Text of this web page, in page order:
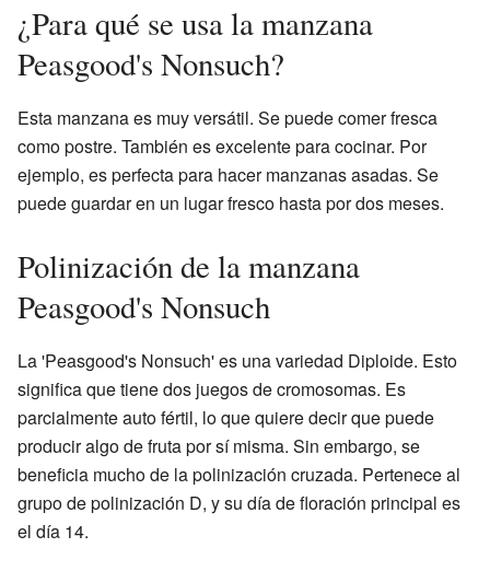
¿Para qué se usa la manzana
Peasgood's Nonsuch?
Esta manzana es muy versátil. Se puede comer fresca
como postre. También es excelente para cocinar. Por
ejemplo, es perfecta para hacer manzanas asadas. Se
puede guardar en un lugar fresco hasta por dos meses.
Polinización de la manzana
Peasgood's Nonsuch
La 'Peasgood's Nonsuch' es una variedad Diploide. Esto
significa que tiene dos juegos de cromosomas. Es
parcialmente auto fértil, lo que quiere decir que puede
producir algo de fruta por sí misma. Sin embargo, se
beneficia mucho de la polinización cruzada. Pertenece al
grupo de polinización D, y su día de floración principal es
el día 14.